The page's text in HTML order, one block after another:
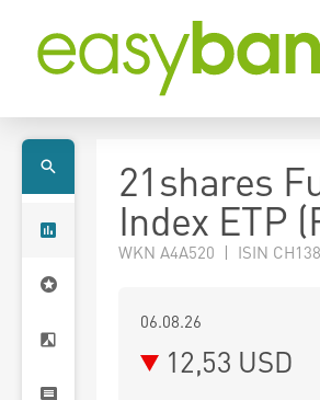
21shares
Index ETP
WKN A4A520 | ISIN
06.08.26
12,53 USD